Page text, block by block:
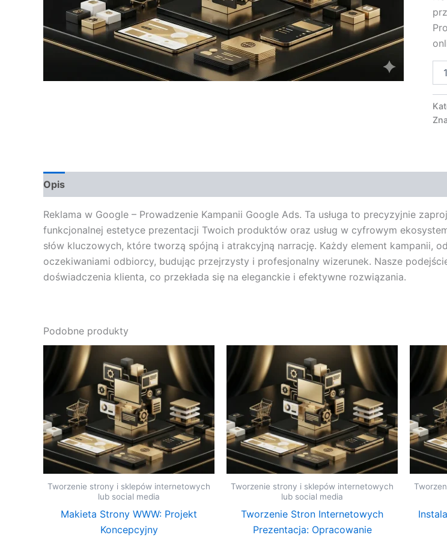
Opis
Reklama w Google – Prowadzenie Kampanii Google Ads. Ta usługa to precyzyjnie
funkcjonalnej estetyce prezentacji Twoich produktów oraz usług w cyfrowym
słów kluczowych, które tworzą spójną i atrakcyjną narrację. Każdy element kampanii,
oczekiwaniami odbiorcy, budując przejrzysty i profesjonalny wizerunek. Nasze
doświadczenia klienta, co przekłada się na eleganckie i efektywne rozwiązania.
Podobne produkty
Tworzenie strony i sklepów internetowych
lub social media
Makieta Strony WWW: Projekt
Koncepcyjny
Tworzenie strony i sklepów internetowych
lub social media
Tworzenie Stron Internetowych
Prezentacja: Opracowanie